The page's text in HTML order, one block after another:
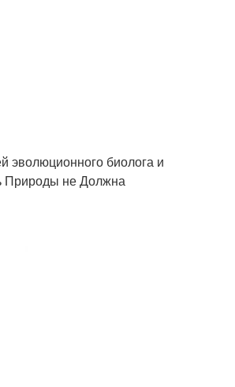
эволюционного биолога и
Природы не Должна